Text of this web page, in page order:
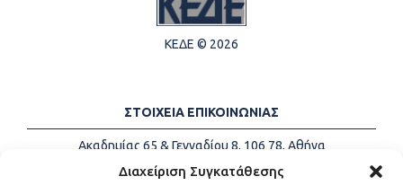
Διαχείριση Συγκατάθεσης
ΚΕΔΕ © 2026
ΣΤΟΙΧΕΙΑ ΕΠΙΚΟΙΝΩΝΙΑΣ
Ακαδημίας 65 & Γενναδίου 8, 106 78, Αθήνα
Τηλέφωνα:
+30 213-2147500
Email:
info@kede.gr